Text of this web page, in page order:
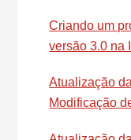
Criando um
versão 3.0 na
Atualização
Modificação